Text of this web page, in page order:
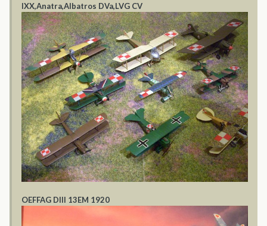
IXX,Anatra,Albatros DVa,LVG CV
OEFFAG DIII 13EM 1920